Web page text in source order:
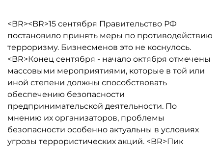
<BR><BR>15 сентября Правительство РФ
постановило принять меры по противодействию
терроризму. Бизнесменов это не коснулось.
<BR>Конец сентября - начало октября отмечены
массовыми мероприятиями, которые в той или
иной степени должны способствовать
обеспечению безопасности
предпринимательской деятельности. По
мнению их организаторов, проблемы
безопасности особенно актуальны в условиях
угрозы террористических акций. <BR>Пик